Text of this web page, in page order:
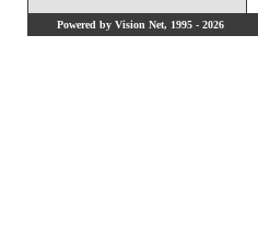
Powered by Vision Net, 1995 - 2026